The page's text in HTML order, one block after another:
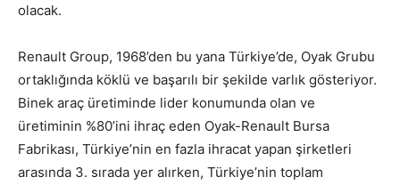
olacak.
Renault Group, 1968’den bu yana Türkiye’de, Oyak Grubu
ortaklığında köklü ve başarılı bir şekilde varlık gösteriyor.
Binek araç üretiminde lider konumunda olan ve
üretiminin %80’ini ihraç eden Oyak-Renault Bursa
Fabrikası, Türkiye’nin en fazla ihracat yapan şirketleri
arasında 3. sırada yer alırken, Türkiye’nin toplam